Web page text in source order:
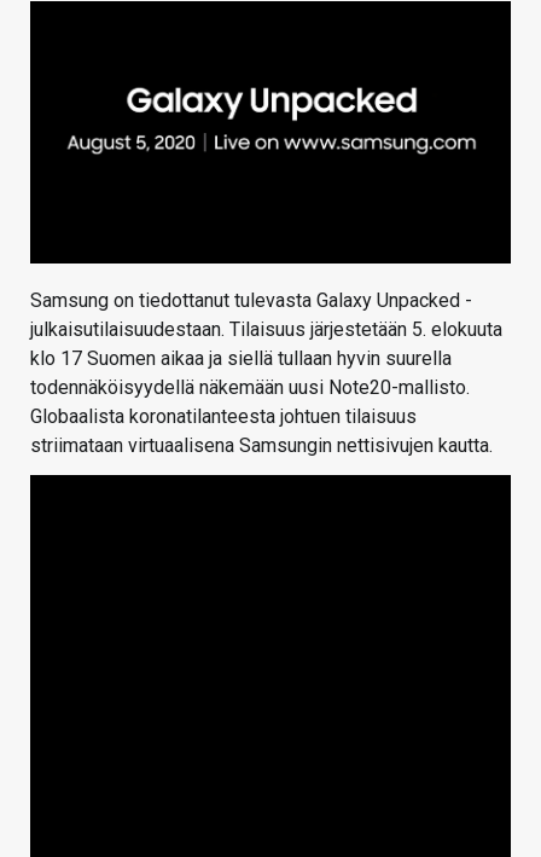
Samsung on tiedottanut tulevasta Galaxy Unpacked -
julkaisutilaisuudestaan. Tilaisuus järjestetään 5. elokuuta
klo 17 Suomen aikaa ja siellä tullaan hyvin suurella
todennäköisyydellä näkemään uusi Note20-mallisto.
Globaalista koronatilanteesta johtuen tilaisuus
striimataan virtuaalisena Samsungin nettisivujen kautta.